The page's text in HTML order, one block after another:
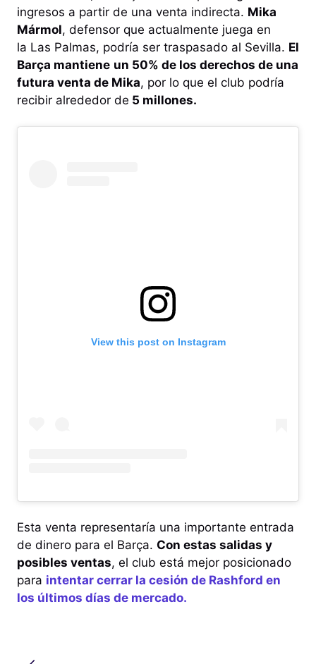
ingresos a partir de una venta indirecta. Mika
Mármol, defensor que actualmente juega en
la Las Palmas, podría ser traspasado al Sevilla. El
Barça mantiene un 50% de los derechos de una
futura venta de Mika, por lo que el club podría
recibir alrededor de 5 millones.
View this post on Instagram
Esta venta representaría una importante entrada
de dinero para el Barça. Con estas salidas y
posibles ventas, el club está mejor posicionado
para intentar cerrar la cesión de Rashford en
los últimos días de mercado.